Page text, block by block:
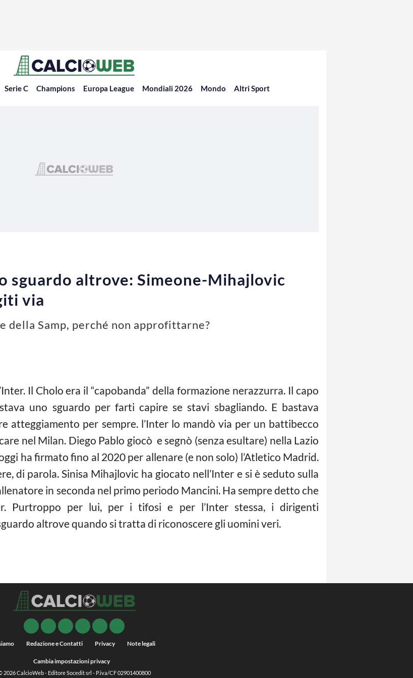
Serie C Champions Europa League Mondiali 2026 Mondo Altri Sport
sguardo altrove: Simeone-Mihajlovic
via
della Samp, perché non approfittarne?
Il Cholo era il “capobanda” della formazione nerazzurra. Il capo
uno sguardo per farti capire se stavi sbagliando. E bastava
atteggiamento per sempre. l’Inter lo mandò via per un battibecco
nel Milan. Diego Pablo giocò e segnò (senza esultare) nella Lazio
ha firmato fino al 2020 per allenare (e non solo) l’Atletico Madrid.
di parola. Sinisa Mihajlovic ha giocato nell’Inter e si è seduto sulla
in seconda nel primo periodo Mancini. Ha sempre detto che
Purtroppo per lui, per i tifosi e per l’Inter stessa, i dirigenti
altrove quando si tratta di riconoscere gli uomini veri.
Redazione e Contatti Privacy Note legali
Cambia impostazioni privacy
2026CalcioWeb- Editore Socedit srl - P.iva/CF 02901400800